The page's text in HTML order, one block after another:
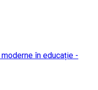
în educație -